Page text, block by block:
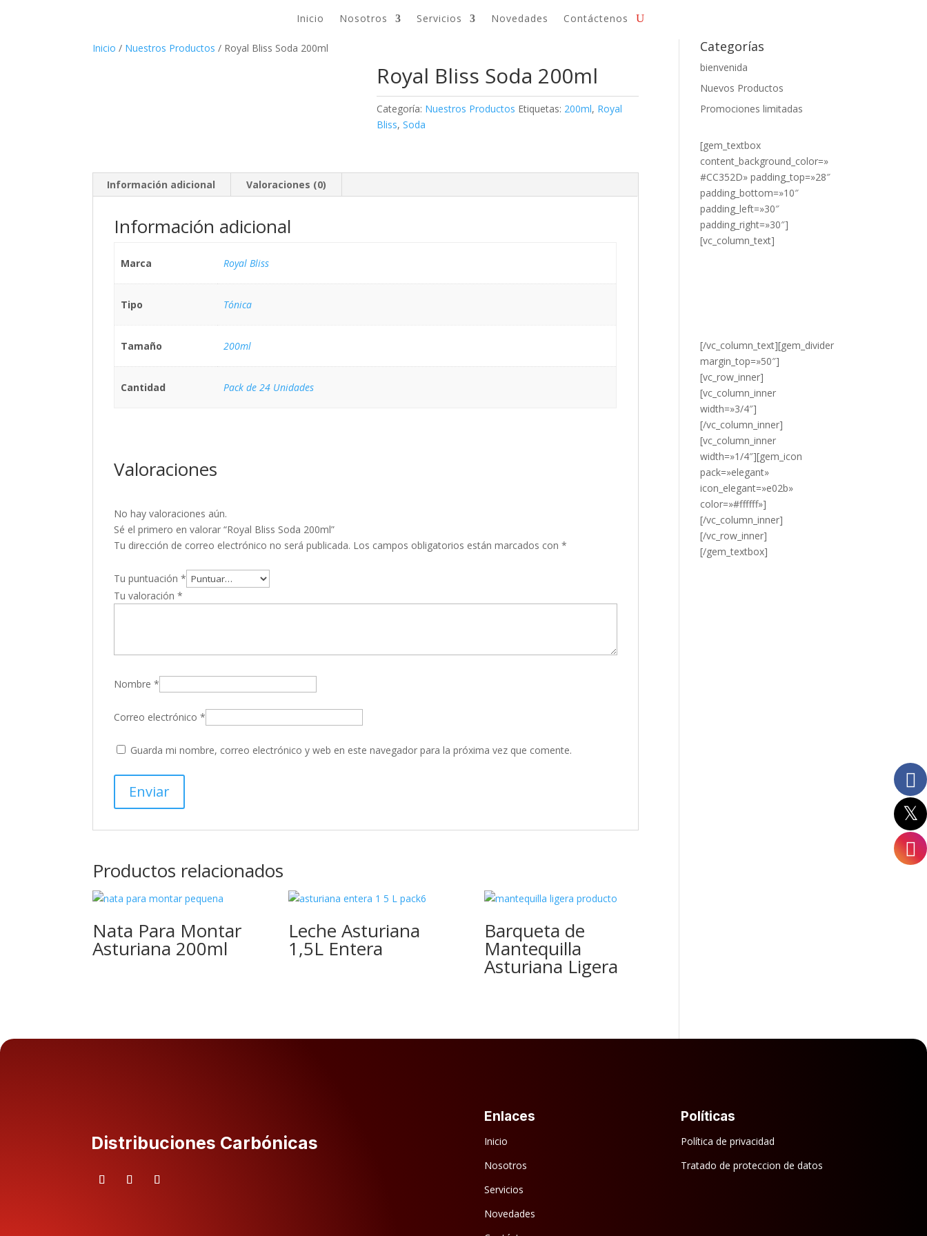
Inicio Nosotros Servicios Novedades Contáctenos
Inicio / Nuestros Productos / Royal Bliss Soda 200ml
Royal Bliss Soda 200ml
Categoría: Nuestros Productos Etiquetas: 200ml, Royal
Bliss,Soda
Información adicional Valoraciones (0)
Información adicional
Marca Royal Bliss
Tipo Tónica
Tamaño 200ml
Cantidad Pack de 24 Unidades
Valoraciones
No hay valoraciones aún.
Sé el primero en valorar “Royal Bliss Soda 200ml”
Tu dirección de correo electrónico no será publicada. Los campos obligatorios están marcados con*
Tu puntuación*
Tu valoración*
Nombre*
Correo electrónico*
Guarda mi nombre, correo electrónico y web en este navegador para la próxima vez que comente.
Productos relacionados
Nata Para Montar
Asturiana 200ml
Leche Asturiana
1,5L Entera
Barqueta de
Mantequilla
Asturiana Ligera
Categorías
bienvenida
Nuevos Productos
Promociones limitadas
[gem_textbox
content_background_color=»
#CC352D» padding_top=»28″
padding_bottom=»10″
padding_left=»30″
padding_right=»30″]
[vc_column_text]
[/vc_column_text][gem_divider
margin_top=»50″]
[vc_row_inner]
[vc_column_inner
width=»3/4″]
[/vc_column_inner]
[vc_column_inner
width=»1/4″][gem_icon
pack=»elegant»
icon_elegant=»e02b»
color=»#ffffff»]
[/vc_column_inner]
[/vc_row_inner]
[/gem_textbox]
Distribuciones Carbónicas
Enlaces
Inicio
Nosotros
Servicios
Novedades
Políticas
Política de privacidad
Tratado de proteccion de datos